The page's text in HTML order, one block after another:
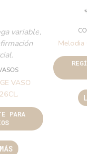
variable,
VASO
PARA
Melodia